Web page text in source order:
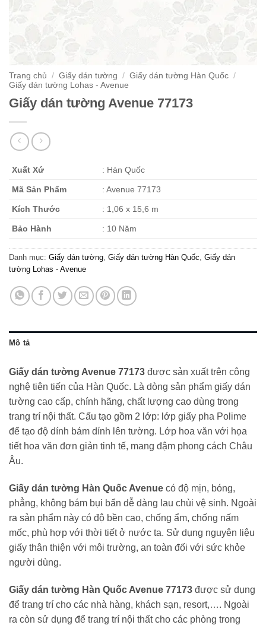
Trang chủ / Giấy dán tường / Giấy dán tường Hàn Quốc /
Giấy dán tường Lohas - Avenue
Giấy dán tường Avenue 77173
Xuất Xứ : Hàn Quốc
Mã Sản Phẩm : Avenue 77173
Kích Thước : 1,06 x 15,6 m
Bảo Hành : 10 Năm
Danh mục: Giấy dán tường, Giấy dán tường Hàn Quốc, Giấy dán
tường Lohas - Avenue
Mô tả
Giấy dán tường Avenue 77173 được sản xuất trên công
nghệ tiên tiến của Hàn Quốc. Là dòng sản phẩm giấy dán
tường cao cấp, chính hãng, chất lượng cao dùng trong
trang trí nội thất. Cấu tạo gồm 2 lớp: lớp giấy pha Polime
để tạo độ dính bám dính lên tường. Lớp hoa văn với họa
tiết hoa văn đơn giản tinh tế, mang đậm phong cách Châu
Âu.
Giấy dán tường Hàn Quốc Avenue có độ mịn, bóng,
phẳng, không bám bụi bẩn dễ dàng lau chùi vệ sinh. Ngoài
ra sản phẩm này có độ bền cao, chống ẩm, chống nấm
mốc, phù hợp với thời tiết ở nước ta. Sử dụng nguyên liệu
giấy thân thiện với môi trường, an toàn đối với sức khỏe
người dùng.
Giấy dán tường Hàn Quốc Avenue 77173 được sử dụng
để trang trí cho các nhà hàng, khách sạn, resort,…. Ngoài
ra còn sử dụng để trang trí nội thất cho các phòng trong